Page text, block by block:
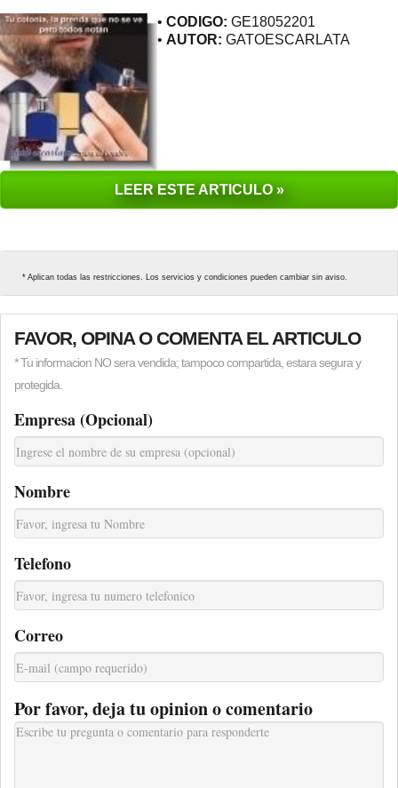
• CODIGO: GE18052201
• AUTOR: GATOESCARLATA
LEER ESTE ARTICULO »
* Aplican todas las restricciones. Los servicios y condiciones pueden cambiar sin aviso.
FAVOR, OPINA O COMENTA EL ARTICULO
* Tu informacion NO sera vendida; tampoco compartida, estara segura y
protegida.
Empresa (Opcional)
Nombre
Telefono
Correo
Por favor, deja tu opinion o comentario